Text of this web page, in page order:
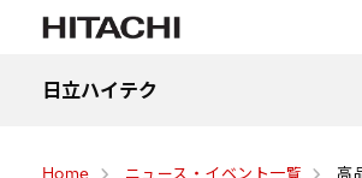
日立ハイテク
Home ニュース・イベント一覧 高